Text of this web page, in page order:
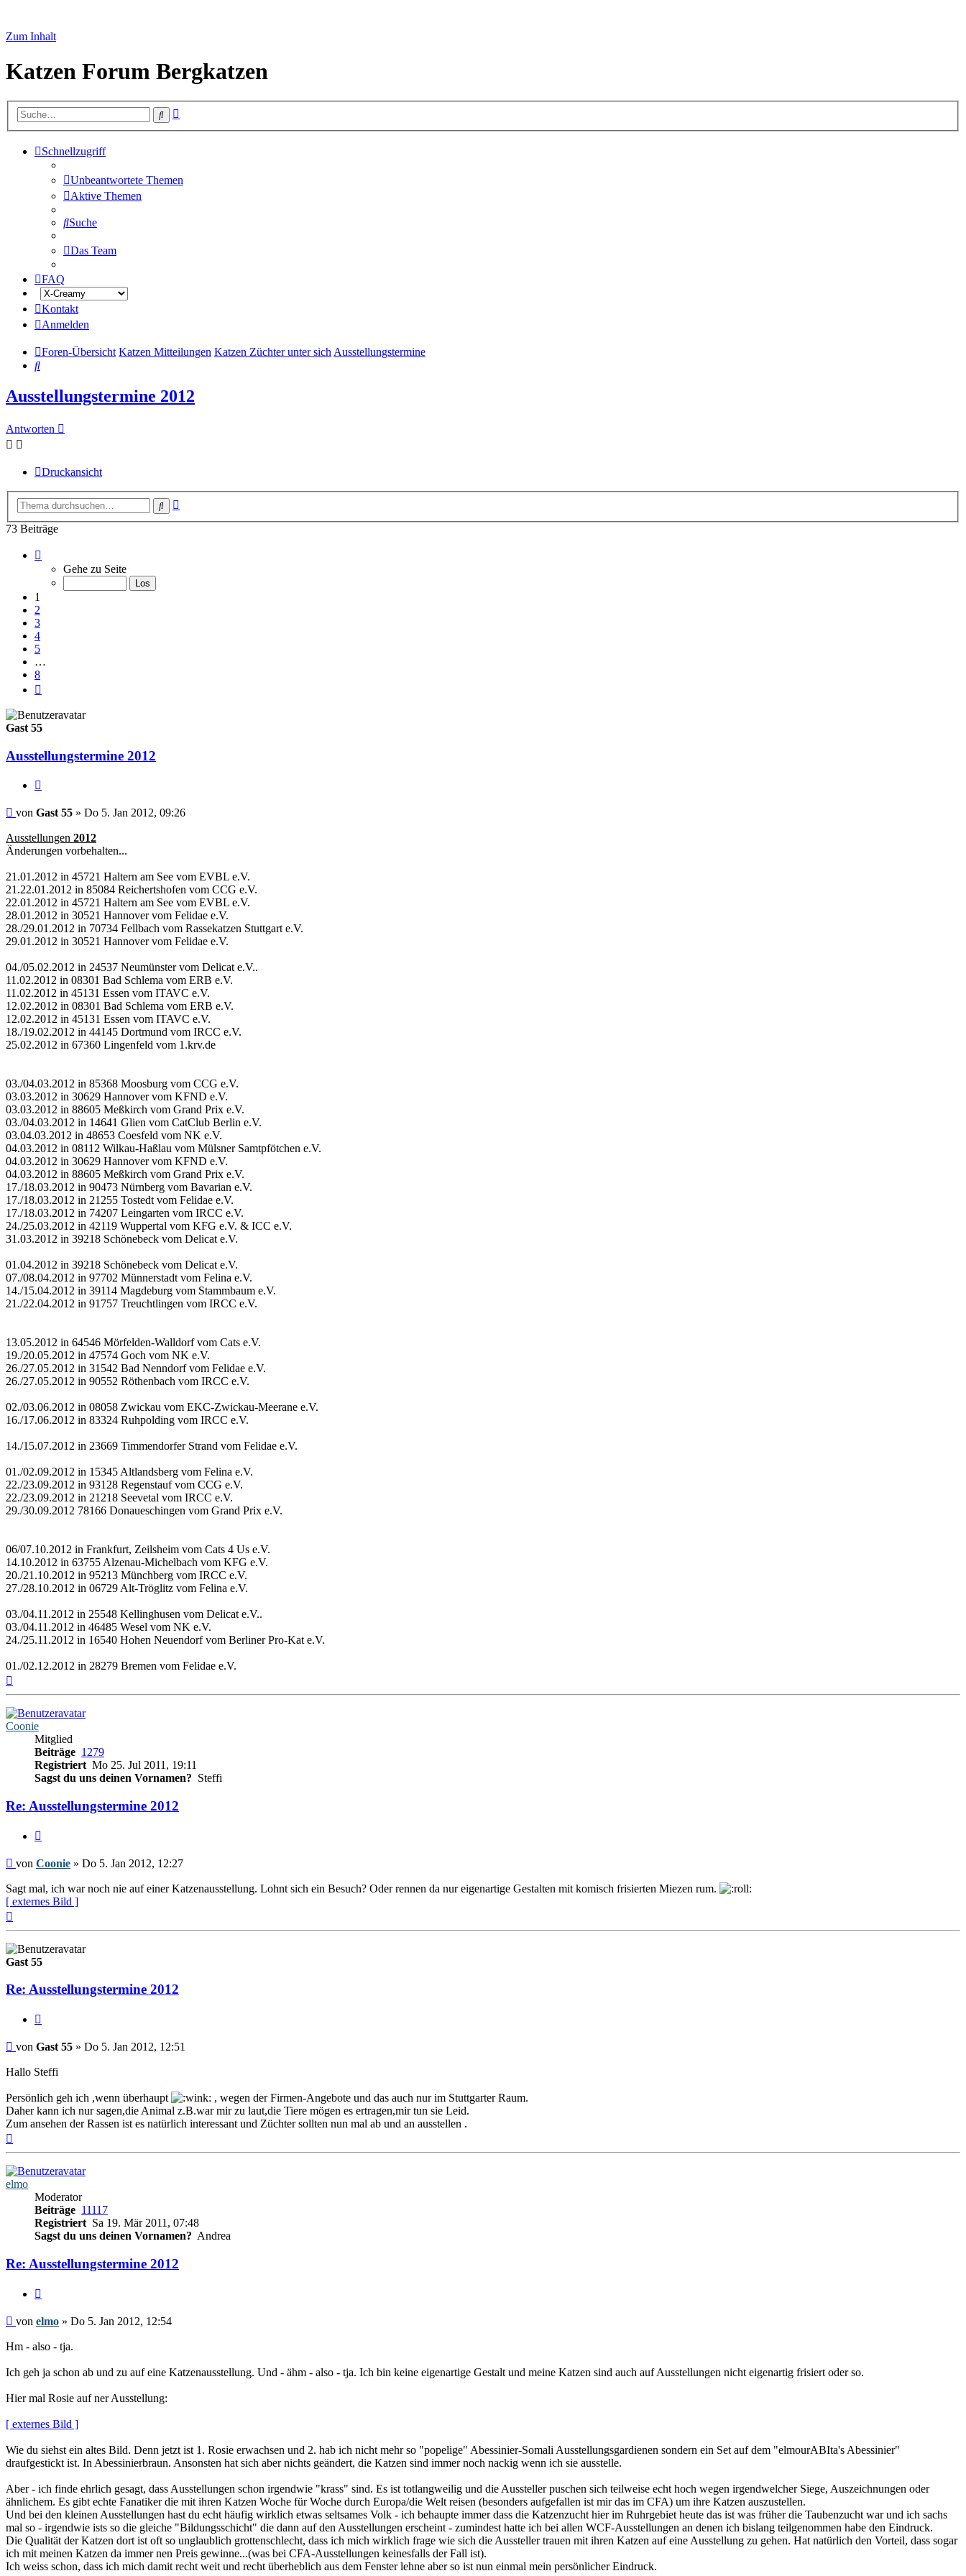
Zum Inhalt
Katzen Forum Bergkatzen
Suche
Schnellzugriff
Unbeantwortete Themen
Aktive Themen
Suche
Das Team
FAQ
Kontakt
Anmelden
Foren-Übersicht Katzen Mitteilungen Katzen Züchter unter sichAusstellungstermine
Suche
Ausstellungstermine 2012
Antworten
Druckansicht
Suche
73 Beiträge
von
Gehe zu Seite
1
2
3
4
5
…
8
Gast 55
Ausstellungstermine 2012
Beitrag
von Gast 55 » Do 5. Jan 2012, 09:26
Ausstellungen 2012
Änderungen vorbehalten...
21.01.2012 in 45721 Haltern am See vom EVBL e.V.
21.22.01.2012 in 85084 Reichertshofen vom CCG e.V.
22.01.2012 in 45721 Haltern am See vom EVBL e.V.
28.01.2012 in 30521 Hannover vom Felidae e.V.
28./29.01.2012 in 70734 Fellbach vom Rassekatzen Stuttgart e.V.
29.01.2012 in 30521 Hannover vom Felidae e.V.
04./05.02.2012 in 24537 Neumünster vom Delicat e.V..
11.02.2012 in 08301 Bad Schlema vom ERB e.V.
11.02.2012 in 45131 Essen vom ITAVC e.V.
12.02.2012 in 08301 Bad Schlema vom ERB e.V.
12.02.2012 in 45131 Essen vom ITAVC e.V.
18./19.02.2012 in 44145 Dortmund vom IRCC e.V.
25.02.2012 in 67360 Lingenfeld vom 1.krv.de
03./04.03.2012 in 85368 Moosburg vom CCG e.V.
03.03.2012 in 30629 Hannover vom KFND e.V.
03.03.2012 in 88605 Meßkirch vom Grand Prix e.V.
03./04.03.2012 in 14641 Glien vom CatClub Berlin e.V.
03.04.03.2012 in 48653 Coesfeld vom NK e.V.
04.03.2012 in 08112 Wilkau-Haßlau vom Mülsner Samtpfötchen e.V.
04.03.2012 in 30629 Hannover vom KFND e.V.
04.03.2012 in 88605 Meßkirch vom Grand Prix e.V.
17./18.03.2012 in 90473 Nürnberg vom Bavarian e.V.
17./18.03.2012 in 21255 Tostedt vom Felidae e.V.
17./18.03.2012 in 74207 Leingarten vom IRCC e.V.
24./25.03.2012 in 42119 Wuppertal vom KFG e.V. & ICC e.V.
31.03.2012 in 39218 Schönebeck vom Delicat e.V.
01.04.2012 in 39218 Schönebeck vom Delicat e.V.
07./08.04.2012 in 97702 Münnerstadt vom Felina e.V.
14./15.04.2012 in 39114 Magdeburg vom Stammbaum e.V.
21./22.04.2012 in 91757 Treuchtlingen vom IRCC e.V.
13.05.2012 in 64546 Mörfelden-Walldorf vom Cats e.V.
19./20.05.2012 in 47574 Goch vom NK e.V.
26./27.05.2012 in 31542 Bad Nenndorf vom Felidae e.V.
26./27.05.2012 in 90552 Röthenbach vom IRCC e.V.
02./03.06.2012 in 08058 Zwickau vom EKC-Zwickau-Meerane e.V.
16./17.06.2012 in 83324 Ruhpolding vom IRCC e.V.
14./15.07.2012 in 23669 Timmendorfer Strand vom Felidae e.V.
01./02.09.2012 in 15345 Altlandsberg vom Felina e.V.
22./23.09.2012 in 93128 Regenstauf vom CCG e.V.
22./23.09.2012 in 21218 Seevetal vom IRCC e.V.
29./30.09.2012 78166 Donaueschingen vom Grand Prix e.V.
06/07.10.2012 in Frankfurt, Zeilsheim vom Cats 4 Us e.V.
14.10.2012 in 63755 Alzenau-Michelbach vom KFG e.V.
20./21.10.2012 in 95213 Münchberg vom IRCC e.V.
27./28.10.2012 in 06729 Alt-Tröglitz vom Felina e.V.
03./04.11.2012 in 25548 Kellinghusen vom Delicat e.V..
03./04.11.2012 in 46485 Wesel vom NK e.V.
24./25.11.2012 in 16540 Hohen Neuendorf vom Berliner Pro-Kat e.V.
01./02.12.2012 in 28279 Bremen vom Felidae e.V.
Coonie
Mitglied
Beiträge 1279
Registriert Mo 25. Jul 2011, 19:11
Sagst du uns deinen Vornamen? Steffi
Re: Ausstellungstermine 2012
Beitrag
von Coonie » Do 5. Jan 2012, 12:27
Sagt mal, ich war noch nie auf einer Katzenausstellung. Lohnt sich ein Besuch? Oder rennen da nur eigenartige Gestalten mit komisch frisierten Miezen rum.
[ externes Bild ]
Gast 55
Re: Ausstellungstermine 2012
Beitrag
von Gast 55 » Do 5. Jan 2012, 12:51
Hallo Steffi
Persönlich geh ich ,wenn überhaupt
, wegen der Firmen-Angebote und das auch nur im Stuttgarter Raum.
Daher kann ich nur sagen,die Animal z.B.war mir zu laut,die Tiere mögen es ertragen,mir tun sie Leid.
Zum ansehen der Rassen ist es natürlich interessant und Züchter sollten nun mal ab und an ausstellen .
elmo
Moderator
Beiträge 11117
Registriert Sa 19. Mär 2011, 07:48
Sagst du uns deinen Vornamen? Andrea
Re: Ausstellungstermine 2012
Beitrag
von elmo » Do 5. Jan 2012, 12:54
Hm - also - tja.
Ich geh ja schon ab und zu auf eine Katzenausstellung. Und - ähm - also - tja. Ich bin keine eigenartige Gestalt und meine Katzen sind auch auf Ausstellungen nicht eigenartig frisiert oder so.
Hier mal Rosie auf ner Ausstellung:
[ externes Bild ]
Wie du siehst ein altes Bild. Denn jetzt ist 1. Rosie erwachsen und 2. hab ich nicht mehr so "popelige" Abessinier-Somali Ausstellungsgardienen sondern ein Set auf dem "elmourABIta's Abessinier"
draufgestickt ist. In Abessinierbraun. Ansonsten hat sich aber nichts geändert, die Katzen sind immer noch nackig wenn ich sie ausstelle.
Aber - ich finde ehrlich gesagt, dass Ausstellungen schon irgendwie "krass" sind. Es ist totlangweilig und die Aussteller puschen sich teilweise echt hoch wegen irgendwelcher Siege, Auszeichnungen oder
ähnlichem. Es gibt echte Fanatiker die mit ihren Katzen Woche für Woche durch Europa/die Welt reisen (besonders aufgefallen ist mir das im CFA) um ihre Katzen auszustellen.
Und bei den kleinen Ausstellungen hast du echt häufig wirklich etwas seltsames Volk - ich behaupte immer dass die Katzenzucht hier im Ruhrgebiet heute das ist was früher die Taubenzucht war und ich sachs
mal so - irgendwie ists so die gleiche "Bildungsschicht" die dann auf den Ausstellungen erscheint - zumindest hatte ich bei allen WCF-Ausstellungen an denen ich bislang teilgenommen habe den Eindruck.
Die Qualität der Katzen dort ist oft so unglaublich grottenschlecht, dass ich mich wirklich frage wie sich die Aussteller trauen mit ihren Katzen auf eine Ausstellung zu gehen. Hat natürlich den Vorteil, dass sogar
ich mit meinen Katzen da immer nen Preis gewinne...(was bei CFA-Ausstellungen keinesfalls der Fall ist).
Ich weiss schon, dass ich mich damit recht weit und recht überheblich aus dem Fenster lehne aber so ist nun einmal mein persönlicher Eindruck.